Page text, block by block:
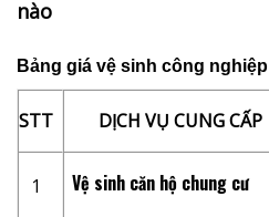
nào
Bảng giá vệ sinh công nghiệp
STT DỊCH VỤ CUNG CẤP
1 Vệ sinh căn hộ chung cư